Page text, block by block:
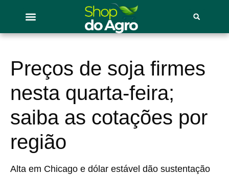
Preços de soja firmes
nesta quarta-feira;
saiba as cotações por
região
Alta em Chicago e dólar estável dão sustentação